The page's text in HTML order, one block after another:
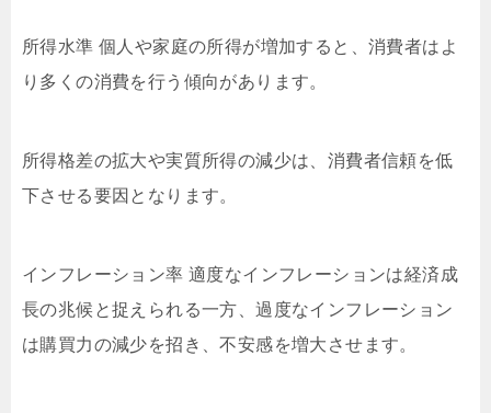
所得水準 個人や家庭の所得が増加すると、消費者はよ
り多くの消費を行う傾向があります。
所得格差の拡大や実質所得の減少は、消費者信頼を低
下させる要因となります。
インフレーション率 適度なインフレーションは経済成
長の兆候と捉えられる一方、過度なインフレーション
は購買力の減少を招き、不安感を増大させます。